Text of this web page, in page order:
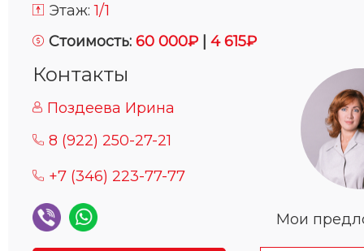
Этаж:1/1
Стоимость: 60 000₽ 4 615₽
Контакты
Поздеева Ирина
8 (922) 250-27-21
+7 (346) 223-77-77
Мои